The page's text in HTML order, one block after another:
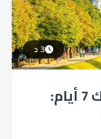
3 د
برنامج سياحى النمسا والتشيك 7 أيام: